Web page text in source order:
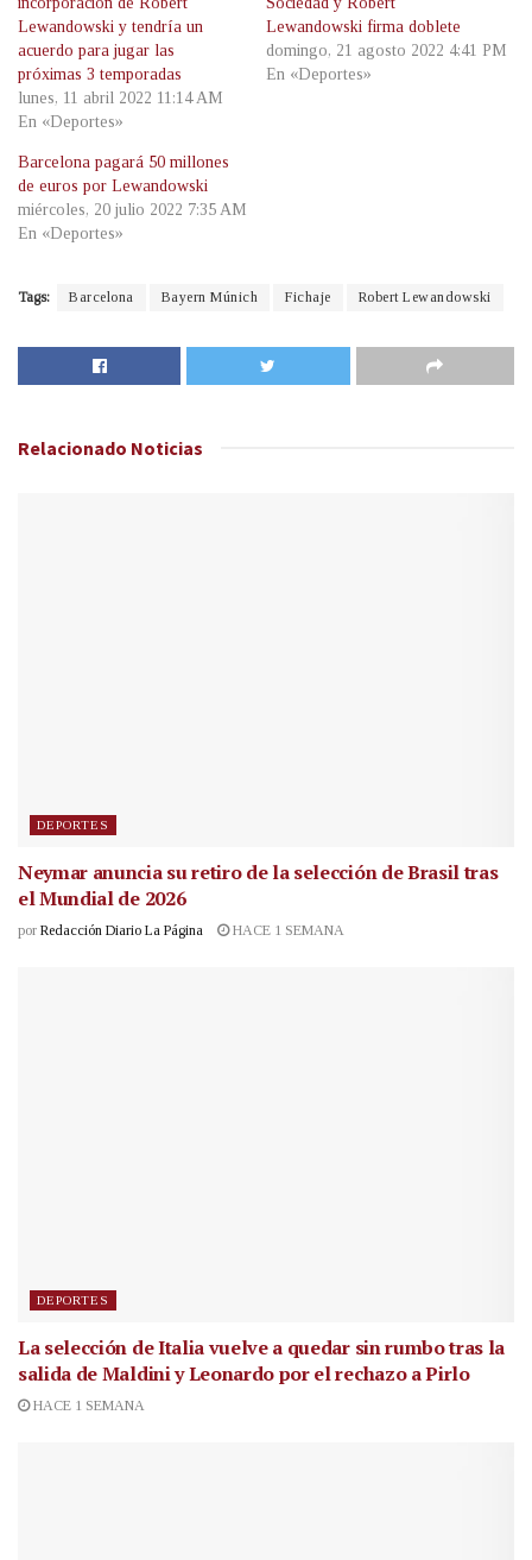
Lewandowski y tendría un
acuerdo para jugar las
próximas 3 temporadas
lunes, 11 abril 2022 11:14 AM
En «Deportes»
Lewandowski firma doblete
domingo, 21 agosto 2022 4:41 PM
En «Deportes»
Barcelona pagará 50 millones
de euros por Lewandowski
miércoles, 20 julio 2022 7:35 AM
En «Deportes»
Tags: Barcelona Bayern Múnich Fichaje Robert Lewandowski
Relacionado Noticias
DEPORTES
Neymar anuncia su retiro de la selección de Brasil tras
el Mundial de 2026
por Redacción Diario La Página HACE 1 SEMANA
DEPORTES
La selección de Italia vuelve a quedar sin rumbo tras la
salida de Maldini y Leonardo por el rechazo a Pirlo
HACE 1 SEMANA